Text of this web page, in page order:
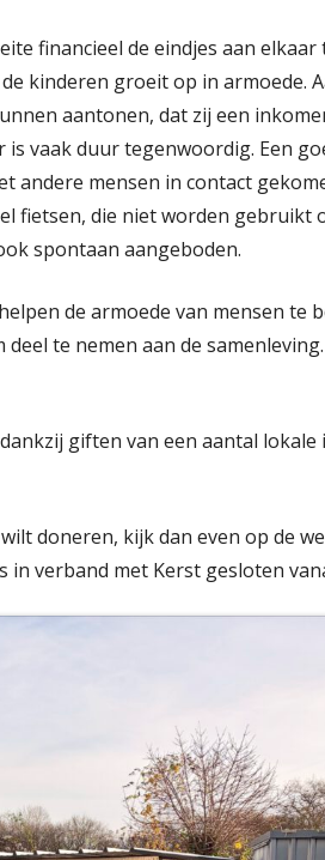
financieel de eindjes aan
kinderen groeit op in armoede.
aantonen, dat zij een
vaak duur tegenwoordig. Een
andere mensen in contact
fietsen, die niet worden
spontaan aangeboden.
de armoede van mensen te
te nemen aan de
giften van een aantal
doneren, kijk dan even op de
in verband met Kerst gesloten